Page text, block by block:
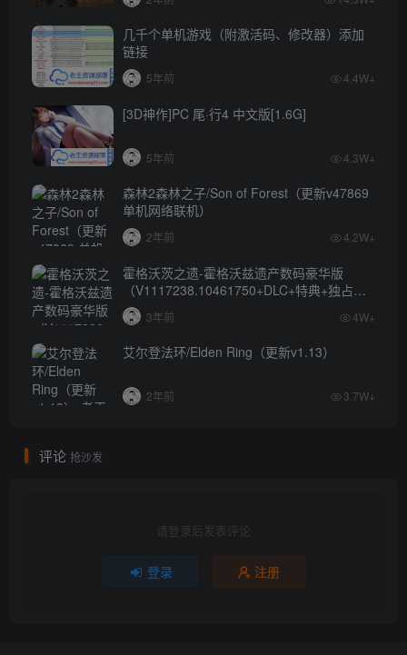
几千个单机游戏（附激活码、修改器）添加
链接
5年前 4.4W+
[3D神作]PC 尾·行4 中文版[1.6G]
5年前 4.3W+
森林2森林之子/Son of Forest（更新v47869
单机网络联机）
2年前 4.2W+
霍格沃茨之遗-霍格沃兹遗产数码豪华版
（V1117238.10461750+DLC+特典+独占内
容）
3年前 4W+
艾尔登法环/Elden Ring（更新v1.13）
2年前 3.7W+
评论 抢沙发
请登录后发表评论
登录 注册